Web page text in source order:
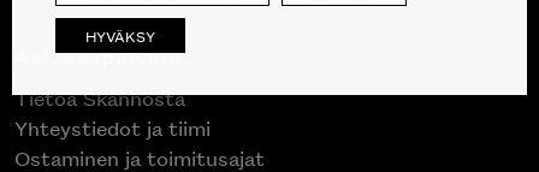
Asiakaspalvelu
Tietoa Skannosta
Yhteystiedot ja tiimi
Ostaminen ja toimitusajat
HYVÄKSY